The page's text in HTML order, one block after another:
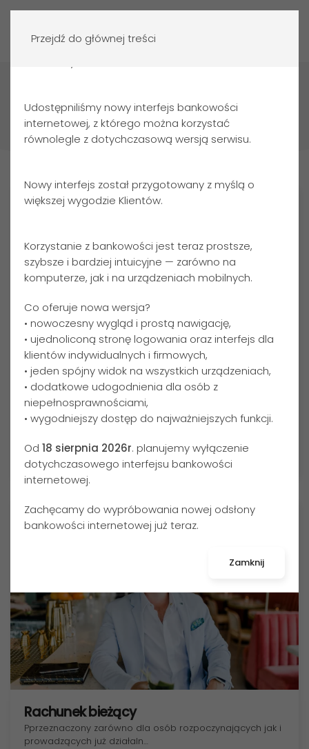
Przejdź do głównej treści
Konta
Konto rozliczeniowe
Konto zostało przygotowane z myślą o osobach
prowadzących działalność roln…
Sprawdź
Rachunek bieżący
Pprzeznaczony zarówno dla osób rozpoczynających jak i
prowadzących już działaln…
Udostępniliśmy nowy interfejs bankowości
internetowej, z którego można korzystać
równolegle z dotychczasową wersją serwisu.
Nowy interfejs został przygotowany z myślą o
większej wygodzie Klientów.
Korzystanie z bankowości jest teraz prostsze,
szybsze i bardziej intuicyjne — zarówno na
komputerze, jak i na urządzeniach mobilnych.
Co oferuje nowa wersja?
• nowoczesny wygląd i prostą nawigację,
• ujednoliconą stronę logowania oraz interfejs dla
klientów indywidualnych i firmowych,
• jeden spójny widok na wszystkich urządzeniach,
• dodatkowe udogodnienia dla osób z
niepełnosprawnościami,
• wygodniejszy dostęp do najważniejszych funkcji.
Od 18 sierpnia 2026r. planujemy wyłączenie
dotychczasowego interfejsu bankowości
internetowej.
Zachęcamy do wypróbowania nowej odsłony
bankowości internetowej już teraz.
Zamknij